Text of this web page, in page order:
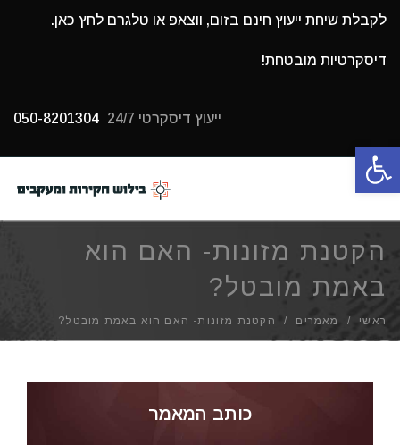
פתח סרגל נגישות
לקבלת שיחת ייעוץ חינם בזום, ווצאפ או טלגרם לחץ כאן.
דיסקרטיות מובטחת!
ייעוץ דיסקרטי 24/7 050-8201304
תפריט
הקטנת מזונות- האם הוא
באמת מובטל?
ראשי / מאמרים / הקטנת מזונות- האם הוא באמת מובטל?
כותב המאמר